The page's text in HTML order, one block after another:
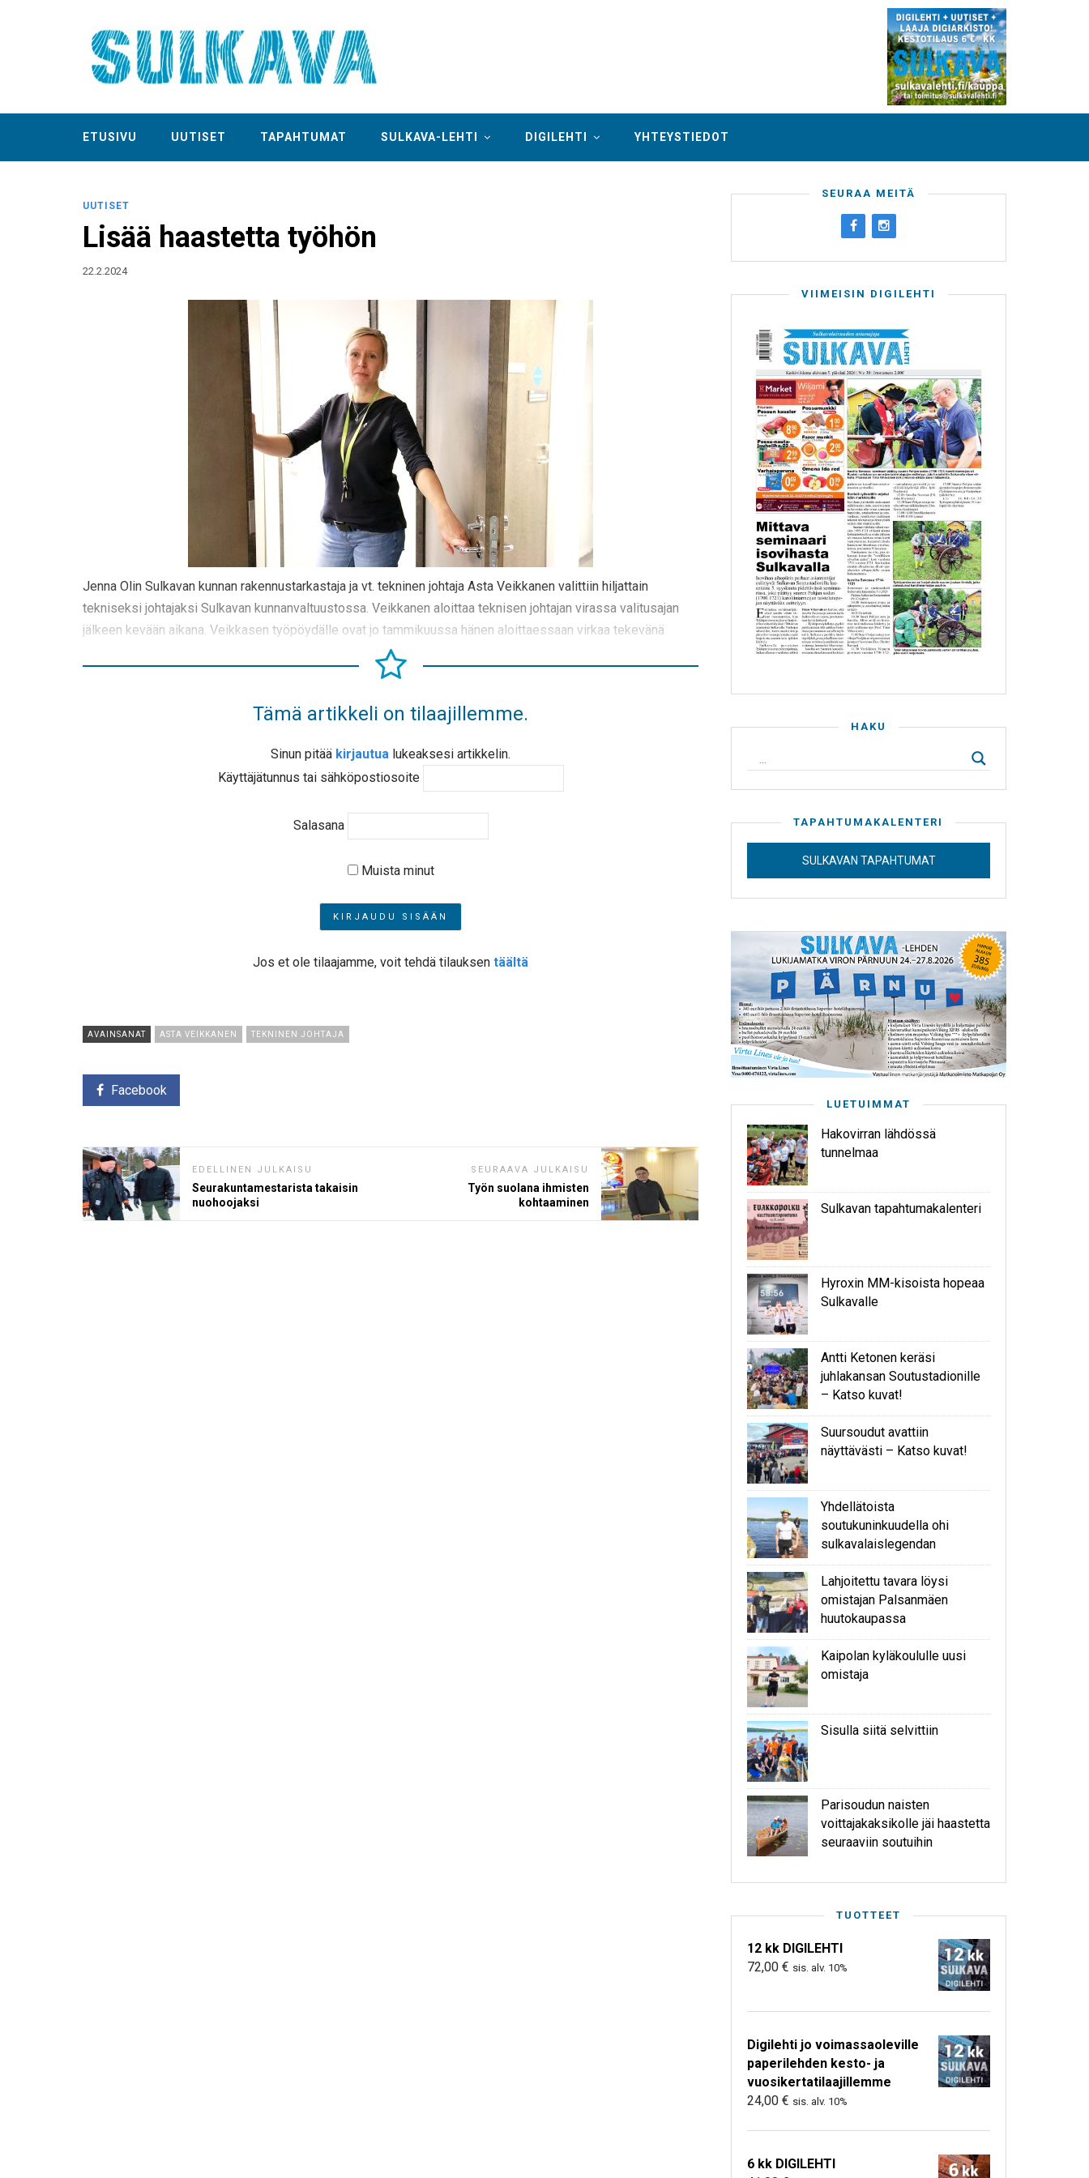
ETUSIVU UUTISET TAPAHTUMAT SULKAVA-LEHTI DIGILEHTI YHTEYSTIEDOT
UUTISET
Lisää haastetta työhön
22.2.2024
Jenna Olin Sulkavan kunnan rakennustarkastaja ja vt. tekninen johtaja Asta Veikkanen valittiin hiljattain
tekniseksi johtajaksi Sulkavan kunnanvaltuustossa. Veikkanen aloittaa teknisen johtajan virassa valitusajan
jälkeen kevään aikana. Veikkasen työpöydälle ovat jo tammikuussa hänen aloittaessaan virkaa tekevänä
Tämä artikkeli on tilaajillemme.
Sinun pitää kirjautua lukeaksesi artikkelin.
Käyttäjätunnus tai sähköpostiosoite
Salasana
Muista minut
Jos et ole tilaajamme, voit tehdä tilauksen täältä
AVAINSANAT ASTA VEIKKANEN TEKNINEN JOHTAJA
Facebook
EDELLINEN JULKAISU
Seurakuntamestarista takaisin
nuohoojaksi
SEURAAVA JULKAISU
Työn suolana ihmisten
kohtaaminen
SEURAA MEITÄ
VIIMEISIN DIGILEHTI
HAKU
TAPAHTUMAKALENTERI
SULKAVAN TAPAHTUMAT
LUETUIMMAT
Hakovirran lähdössä
tunnelmaa
Sulkavan tapahtumakalenteri
Hyroxin MM-kisoista hopeaa
Sulkavalle
Antti Ketonen keräsi
juhlakansan Soutustadionille
– Katso kuvat!
Suursoudut avattiin
näyttävästi – Katso kuvat!
Yhdellätoista
soutukuninkuudella ohi
sulkavalaislegendan
Lahjoitettu tavara löysi
omistajan Palsanmäen
huutokaupassa
Kaipolan kyläkoululle uusi
omistaja
Sisulla siitä selvittiin
Parisoudun naisten
voittajakaksikolle jäi haastetta
seuraaviin soutuihin
TUOTTEET
12 kk DIGILEHTI
72,00 € sis. alv. 10%
Digilehti jo voimassaoleville
paperilehden kesto- ja
vuosikertatilaajillemme
24,00 € sis. alv. 10%
6 kk DIGILEHTI